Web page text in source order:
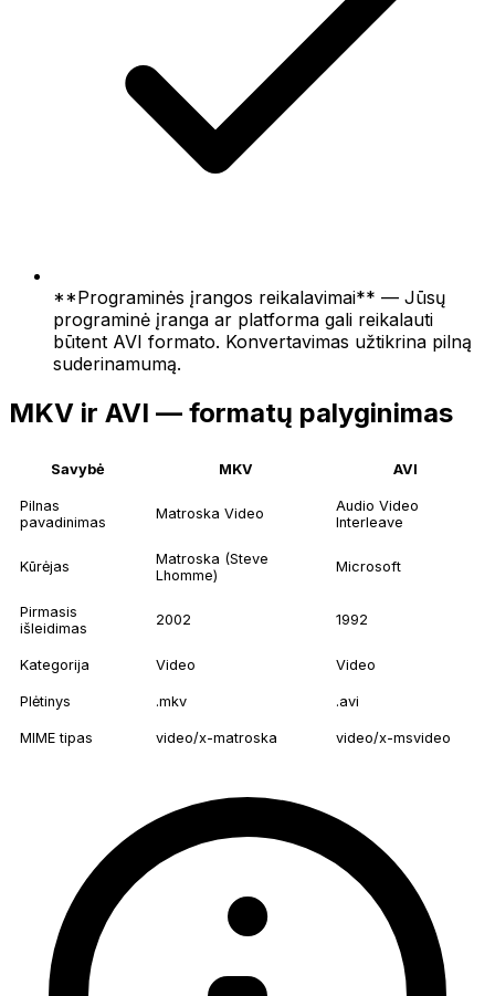
**Programinės įrangos reikalavimai** — Jūsų
programinė įranga ar platforma gali reikalauti
būtent AVI formato. Konvertavimas užtikrina pilną
suderinamumą.
MKV ir AVI — formatų palyginimas
Savybė MKV AVI
Pilnas
pavadinimas
Matroska Video
Audio Video
Interleave
Kūrėjas
Matroska (Steve
Lhomme)
Microsoft
Pirmasis
išleidimas
2002 1992
Kategorija Video Video
Plėtinys .mkv .avi
MIME tipas video/x-matroska video/x-msvideo